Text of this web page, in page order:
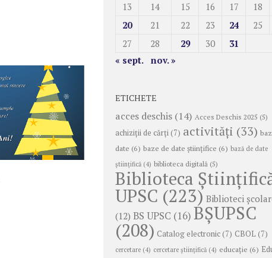
13
14 15 16 17
18
20
21 22 23 24
25
27
28 29 30
31
« sept. nov. »
ETICHETE
acces deschis (14) Acces Deschis 2025 (5)
achiziții de cărți (7) activități (33)
date (6) baze de date științifice (6) bază de date
ştiinţifică (4) biblioteca digitală (5)
Biblioteca
UPSC (223) Biblioteci
(12) BS UPSC (16) BȘUPSC
(208) Catalog electronic (7) CBOL (7)
cercetare (4) cercetare științifică (4) educație (6)